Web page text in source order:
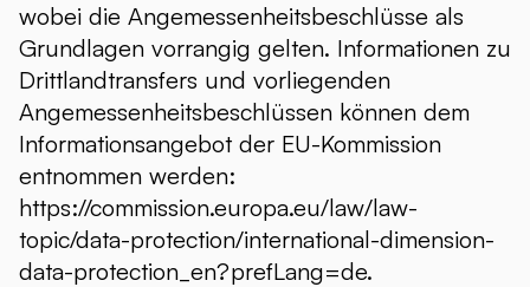
wobei die Angemessenheitsbeschlüsse als
Grundlagen vorrangig gelten. Informationen zu
Drittlandtransfers und vorliegenden
Angemessenheitsbeschlüssen können dem
Informationsangebot der EU-Kommission
entnommen werden:
https://commission.europa.eu/law/law-
topic/data-protection/international-dimension-
data-protection_en?prefLang=de.